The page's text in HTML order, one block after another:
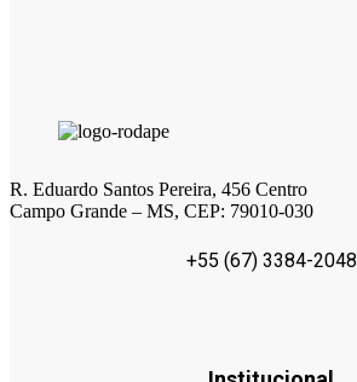
R. Eduardo Santos Pereira, 456 Centro
Campo Grande – MS, CEP: 79010-030
+55 (67) 3384-2048